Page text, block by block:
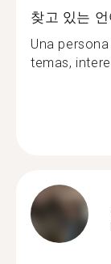
찾고 있는
Una
temas,